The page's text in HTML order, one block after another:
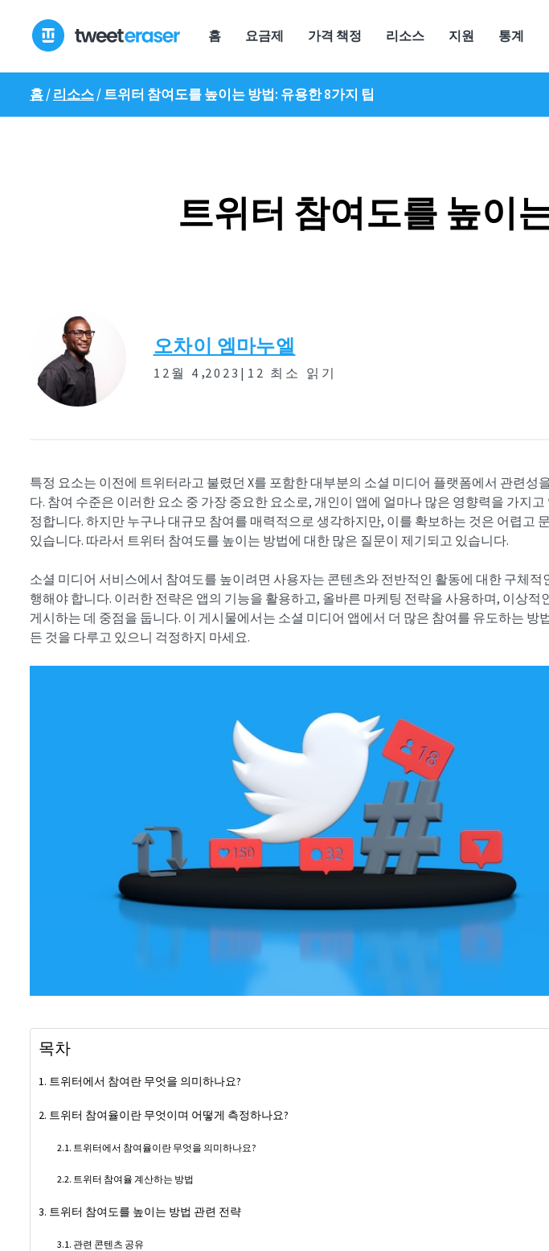
로
홈 요금제 가격 책정 리소스 지원 통계
홈/리소스/트위터 참여도를 높이는 방법: 유용한 8가지 팁
트위터 참여도를 높이
오차이 엠마누엘
12월 4 ,2023| 12 최소 읽기
특정 요소는 이전에 트위터라고 불렸던 X를 포함한 대부분의 소셜 미디어 플랫폼에서 관련성
다. 참여 수준은 이러한 요소 중 가장 중요한 요소로, 개인이 앱에 얼마나 많은 영향력을 가지고
정합니다. 하지만 누구나 대규모 참여를 매력적으로 생각하지만, 이를 확보하는 것은 어렵고
있습니다. 따라서 트위터 참여도를 높이는 방법에 대한 많은 질문이 제기되고 있습니다.
소셜 미디어 서비스에서 참여도를 높이려면 사용자는 콘텐츠와 전반적인 활동에 대한 구체적
행해야 합니다. 이러한 전략은 앱의 기능을 활용하고, 올바른 마케팅 전략을 사용하며, 이상적
게시하는 데 중점을 둡니다. 이 게시물에서는 소셜 미디어 앱에서 더 많은 참여를 유도하는 방
든 것을 다루고 있으니 걱정하지 마세요.
목차
트위터에서 참여란 무엇을 의미하나요?
트위터 참여율이란 무엇이며 어떻게 측정하나요?
트위터에서 참여율이란 무엇을 의미하나요?
트위터 참여율 계산하는 방법
트위터 참여도를 높이는 방법 관련 전략
관련 콘텐츠 공유